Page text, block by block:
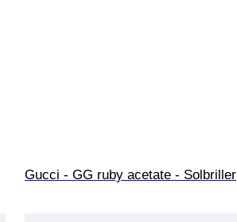
Gucci - GG ruby acetate - Solbriller